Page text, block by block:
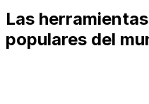
Las
populares del